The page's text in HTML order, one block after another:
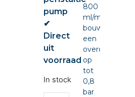
pump
✔
Direct
uit
voorraad
In stock
800
ml/min,
bouwt
een
overdruk
op
tot
0,8
bar